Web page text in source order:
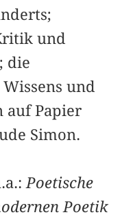
und
die
und
auf Papier
Simon.
Poetische
Poetik